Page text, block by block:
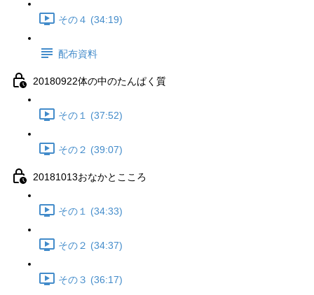
その４ (34:19)
配布資料
20180922体の中のたんぱく質
その１ (37:52)
その２ (39:07)
20181013おなかとこころ
その１ (34:33)
その２ (34:37)
その３ (36:17)